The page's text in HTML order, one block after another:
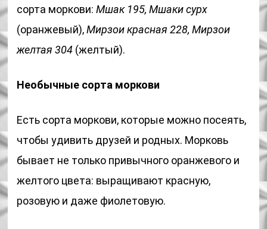
сорта моркови:Мшак 195, Мшаки сурх
(оранжевый),Мирзои красная 228, Мирзои
желтая 304 (желтый).
Необычные сорта моркови
Есть сорта моркови, которые можно посеять,
чтобы удивить друзей и родных. Морковь
бывает не только привычного оранжевого и
желтого цвета: выращивают красную,
розовую и даже фиолетовую.